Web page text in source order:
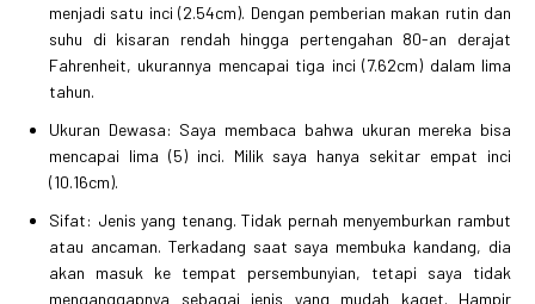
menjadi satu inci (2.54cm). Dengan pemberian makan rutin dan
suhu di kisaran rendah hingga pertengahan 80-an derajat
Fahrenheit, ukurannya mencapai tiga inci (7.62cm) dalam lima
tahun.
Ukuran Dewasa: Saya membaca bahwa ukuran mereka bisa
mencapai lima (5) inci. Milik saya hanya sekitar empat inci
(10.16cm).
Sifat: Jenis yang tenang. Tidak pernah menyemburkan rambut
atau ancaman. Terkadang saat saya membuka kandang, dia
akan masuk ke tempat persembunyian, tetapi saya tidak
menganggapnya sebagai jenis yang mudah kaget. Hampir